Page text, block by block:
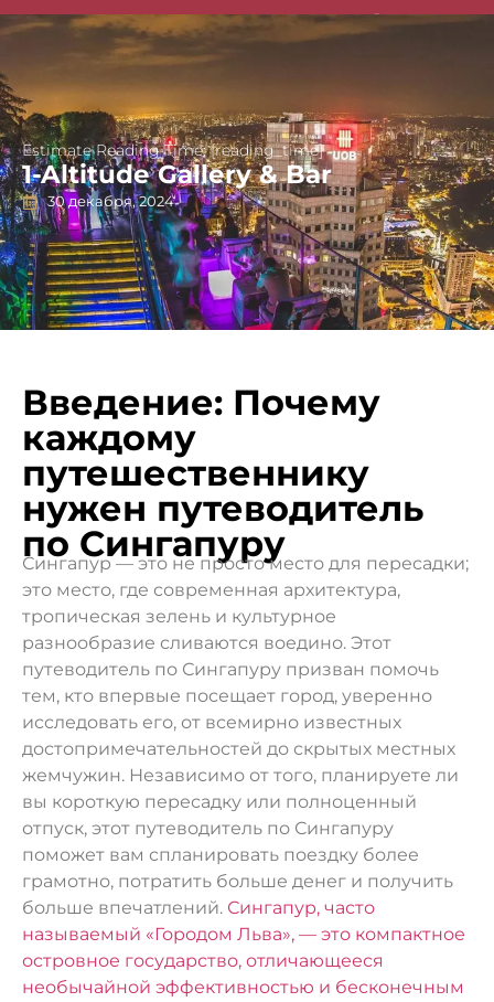
Singapore Guides
Estimate Reading Time: [reading_time]
1-Altitude Gallery & Bar
30 декабря, 2024
Введение: Почему
каждому
путешественнику
нужен путеводитель
по Сингапуру
Сингапур — это не просто место для пересадки;
это место, где современная архитектура,
тропическая зелень и культурное
разнообразие сливаются воедино. Этот
путеводитель по Сингапуру призван помочь
тем, кто впервые посещает город, уверенно
исследовать его, от всемирно известных
достопримечательностей до скрытых местных
жемчужин. Независимо от того, планируете ли
вы короткую пересадку или полноценный
отпуск, этот путеводитель по Сингапуру
поможет вам спланировать поездку более
грамотно, потратить больше денег и получить
больше впечатлений. Сингапур, часто
называемый «Городом Льва», — это компактное
островное государство, отличающееся
необычайной эффективностью и бесконечным